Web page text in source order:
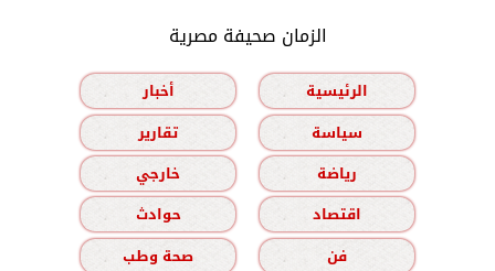
الزمان صحيفة مصرية
الرئيسية
أخبار
سياسة
تقارير
رياضة
خارجي
اقتصاد
حوادث
فن
صحة وطب